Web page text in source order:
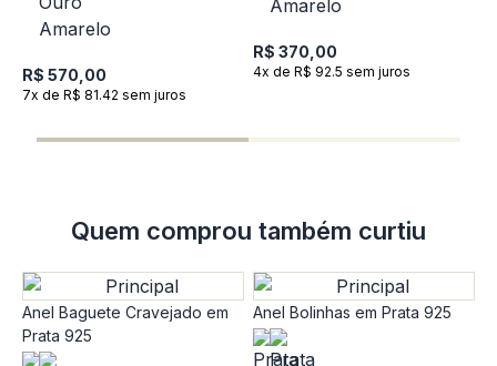
R$ 570,00
7x de R$ 81.42 sem juros
R$ 370,00
4x de R$ 92.5 sem juros
Quem comprou também curtiu
Anel Baguete Cravejado em
Prata 925
Anel Bolinhas em Prata 925